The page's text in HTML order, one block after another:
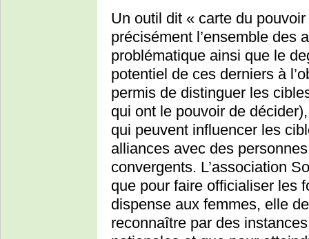
Un outil dit « carte du
précisément l’ensemble des
problématique ainsi que le
potentiel de ces derniers à
permis de distinguer les
qui ont le pouvoir de
qui peuvent influencer les
alliances avec des
convergents. L’association
que pour faire officialiser les
dispense aux femmes, elle
reconnaître par des